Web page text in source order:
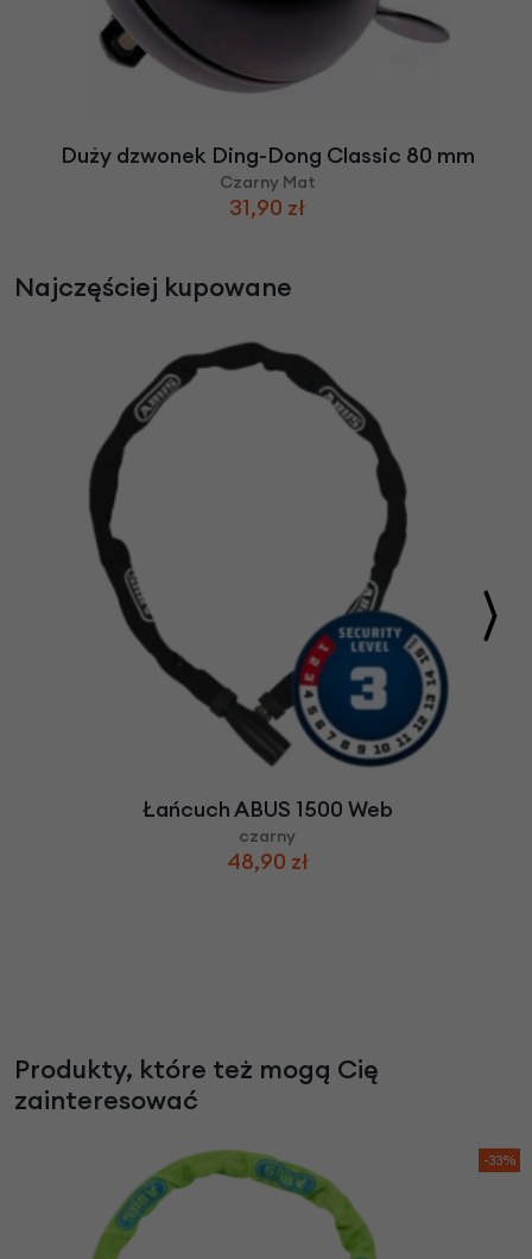
Duży dzwonek Ding-Dong Classic 80 mm
Czarny Mat
31,90 zł
Najczęściej kupowane
Łańcuch ABUS 1500 Web
czarny
48,90 zł
Produkty, które też mogą Cię
zainteresować
-33%